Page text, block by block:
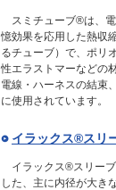
スミチューブ®は、
憶効果を応用した熱収
るチューブ）で、ポリ
性エラストマーなどの
電線・ハーネスの結束
に使用されています。
イラックス®スリ
イラックス®スリー
した、主に内径が大き